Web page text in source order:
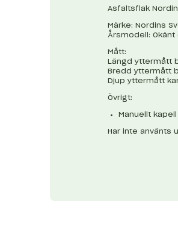
Asfaltsflak
Märke: Nordins
Årsmodell:
Mått:
Längd yttermått
Bredd yttermått
Djup yttermått
Övrigt:
Manuellt kapell
Har inte använts